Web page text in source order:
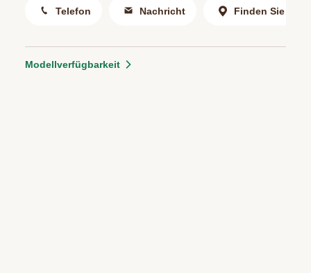
Telefon Nachricht Finden Sie uns
Modellverfügbarkeit